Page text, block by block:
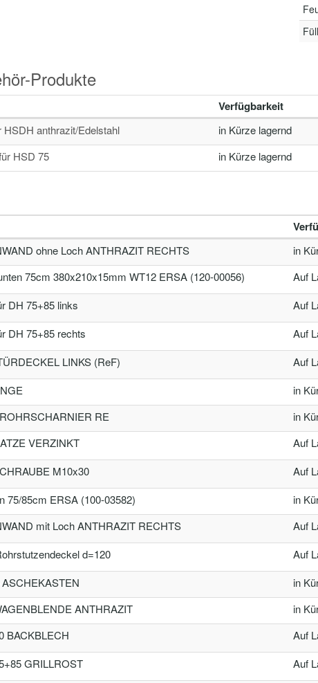
Produkte
Verfügbarkeit
anthrazit/Edelstahl in Kürze lagernd
HSD 75 in Kürze lagernd
ohne Loch ANTHRAZIT RECHTS in
75cm 380x210x15mm WT12 ERSA (120-00056) Auf
DH 75+85 links Auf
DH 75+85 rechts Auf
LINKS (ReF) Auf
in
RE in
VERZINKT Auf
M10x30 Auf
75/85cm ERSA (100-03582) in
mit Loch ANTHRAZIT RECHTS Auf
d=120 Auf
in
ANTHRAZIT in
BACKBLECH Auf
GRILLROST Auf